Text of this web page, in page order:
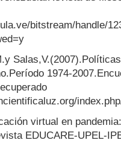
bitstream/handle/
1974-
virtual en
EDUCARE-UPEL-